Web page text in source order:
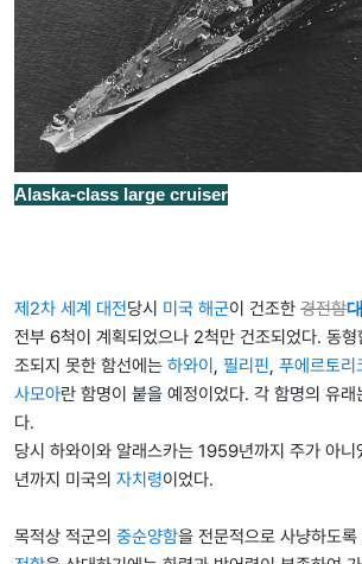
Alaska-class large cruiser
제2차 세계 대전당시 미국 해군이 건조한 경전함
전부 6척이 계획되었으나 2척만 건조되었다. 동형
조되지 못한 함선에는 하와이, 필리핀, 푸에르토리
사모아란 함명이 붙을 예정이었다. 각 함명의 유래
다.
당시 하와이와 알래스카는 1959년까지 주가 아
년까지 미국의 자치령이었다.
목적상 적군의 중순양함을 전문적으로 사냥하도